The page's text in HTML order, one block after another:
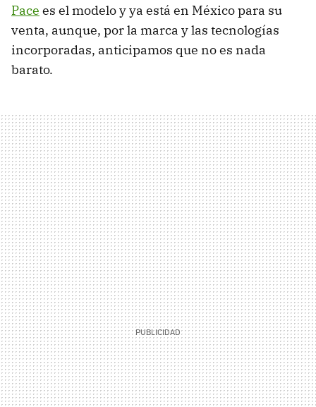
Pace es el modelo y ya está en México para su
venta, aunque, por la marca y las tecnologías
incorporadas, anticipamos que no es nada
barato.